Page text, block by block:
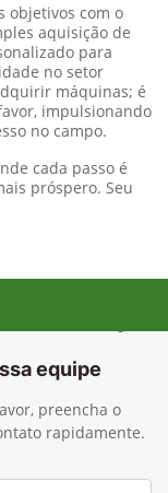
objetivos com o
aquisição de
para
no setor
máquinas; é
impulsionando
no campo.
cada passo é
próspero. Seu
equipe
preencha o
rapidamente.